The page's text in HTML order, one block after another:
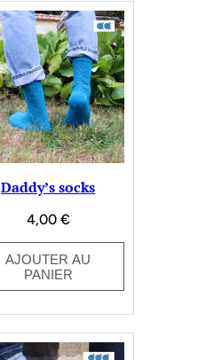
Daddy’s socks
4,00 €
AJOUTER AU
PANIER